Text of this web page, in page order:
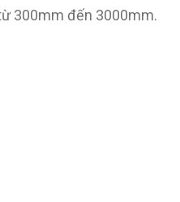
300mm đến 3000mm.